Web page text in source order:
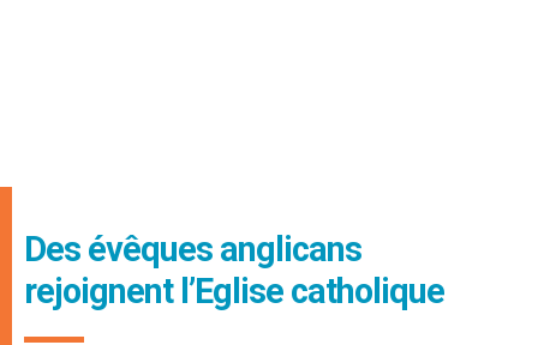
Des évêques anglicans
rejoignent l’Eglise catholique